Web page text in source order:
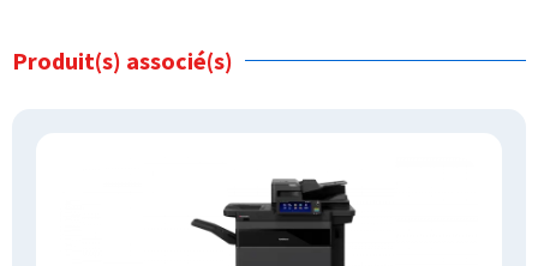
Produit(s) associé(s)